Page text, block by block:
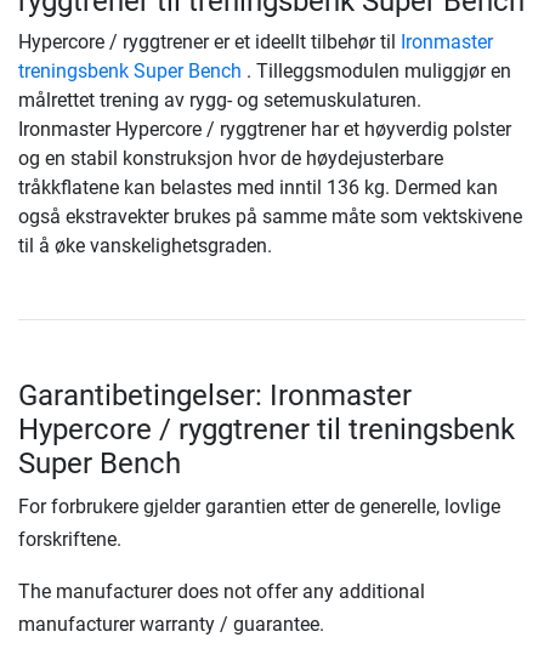
Hypercore / ryggtrener er et ideellt tilbehør til
Ironmaster
treningsbenk Super Bench . Tilleggsmodulen muliggjør en
målrettet trening av rygg- og setemuskulaturen.
Ironmaster Hypercore / ryggtrener har et høyverdig polster
og en stabil konstruksjon hvor de høydejusterbare
tråkkflatene kan belastes med inntil 136 kg. Dermed kan
også ekstravekter brukes på samme måte som vektskivene
til å øke vanskelighetsgraden.
Garantibetingelser: Ironmaster
Hypercore / ryggtrener til treningsbenk
Super Bench
For forbrukere gjelder garantien etter de generelle, lovlige
forskriftene.
The manufacturer does not offer any additional
manufacturer warranty / guarantee.